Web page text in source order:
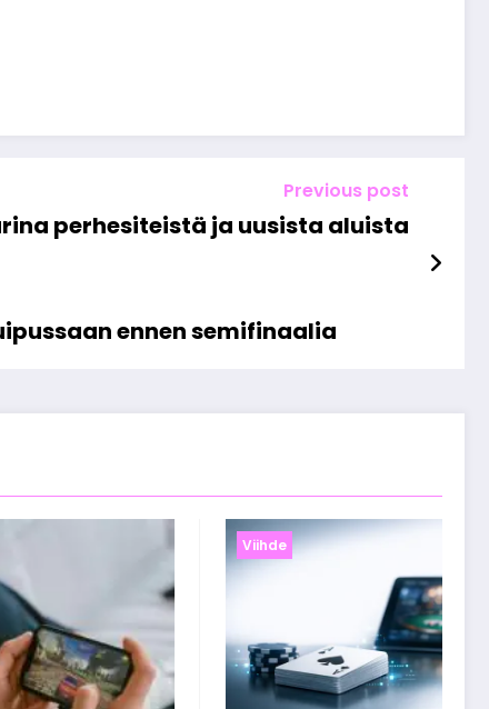
Previous post
perhesiteistä ja uusista aluista
ennen semifinaalia
Viihde